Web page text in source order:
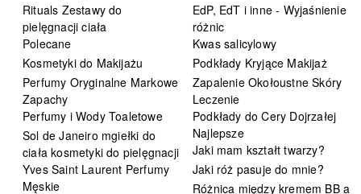
Rituals Zestawy do
pielęgnacji ciała
Polecane
Kosmetyki do Makijażu
Perfumy Oryginalne Markowe
Zapachy
Perfumy i Wody Toaletowe
Sol de Janeiro mgiełki do
ciała kosmetyki do pielęgnacji
Yves Saint Laurent Perfumy
Męskie
EdP, EdT i inne - Wyjaśnienie
różnic
Kwas salicylowy
Podkłady Kryjące Makijaż
Zapalenie Okołoustne Skóry
Leczenie
Podkłady do Cery Dojrzałej
Najlepsze
Jaki mam kształt twarzy?
Jaki róż pasuje do mnie?
Różnica między kremem BB a